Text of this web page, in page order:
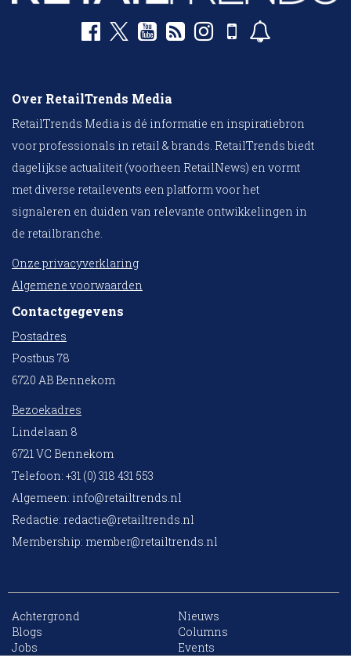
Over RetailTrends Media
RetailTrends Media is dé informatie en inspiratiebron
voor professionals in retail & brands. RetailTrends biedt
dagelijkse actualiteit (voorheen RetailNews) en vormt
met diverse retailevents een platform voor het
signaleren en duiden van relevante ontwikkelingen in
de retailbranche.
Onze privacyverklaring
Algemene voorwaarden
Contactgegevens
Postadres
Postbus 78
6720 AB Bennekom
Bezoekadres
Lindelaan 8
6721 VC Bennekom
Telefoon: +31 (0) 318 431 553
Algemeen: info@retailtrends.nl
Redactie: redactie@retailtrends.nl
Membership: member@retailtrends.nl
Achtergrond
Nieuws
Blogs
Columns
Jobs
Events
10 collega’s